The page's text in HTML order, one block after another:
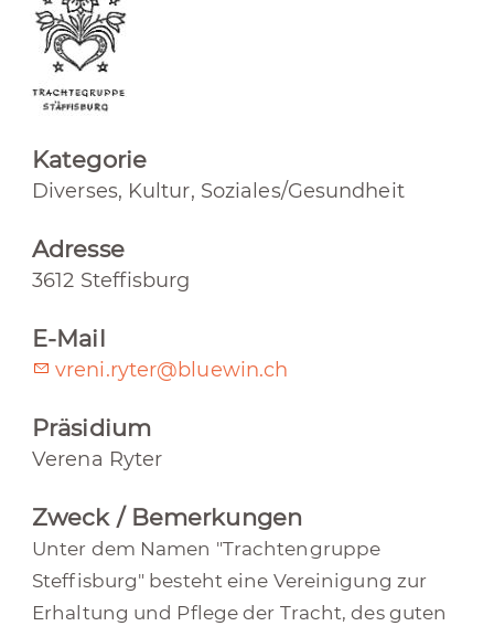
Kategorie
Diverses, Kultur, Soziales/Gesundheit
Adresse
3612 Steffisburg
E-Mail
vreni.ryter@bluewin.ch
Präsidium
Verena Ryter
Zweck / Bemerkungen
Unter dem Namen "Trachtengruppe
Steffisburg" besteht eine Vereinigung zur
Erhaltung und Pflege der Tracht, des guten